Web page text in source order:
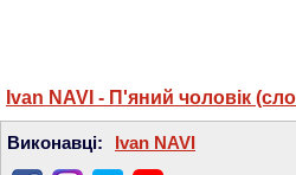
Ivan NAVI - П'яний чоловік
Виконавці: Ivan NAVI